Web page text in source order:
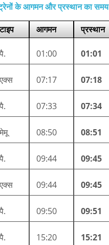
के आगमन और प्रस्थान का समय
टाइप आगमन प्रस्थान
पै. 01:00 01:01
एक्स 07:17 07:18
पै. 07:33 07:34
मेमू 08:50 08:51
पै. 09:44 09:45
एक्स 09:44 09:45
पै. 09:50 09:51
पै. 15:20 15:21